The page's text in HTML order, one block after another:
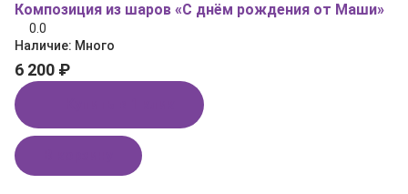
Композиция из шаров «С днём рождения от Маши»
0.0
Наличие: Много
6 200 ₽